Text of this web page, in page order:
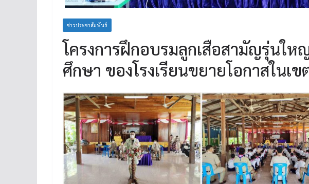
ข่าวประชาสัมพันธ์
โครงการฝึกอบรมลูกเสือสามัญรุ่นใ
ศึกษา ของโรงเรียนขยายโอกาสในเข